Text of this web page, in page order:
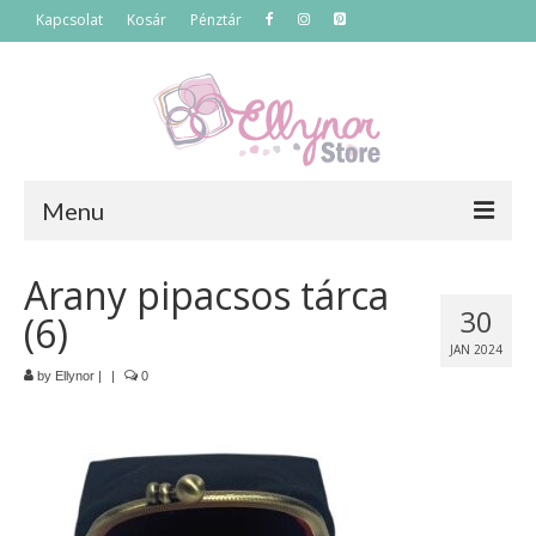
Kapcsolat Kosár Pénztár
Menu
Termékek
Szettek
Neszeszerek
30
JAN 2024
Arany pipacsos tárca
(6)
by Ellynor | | 0